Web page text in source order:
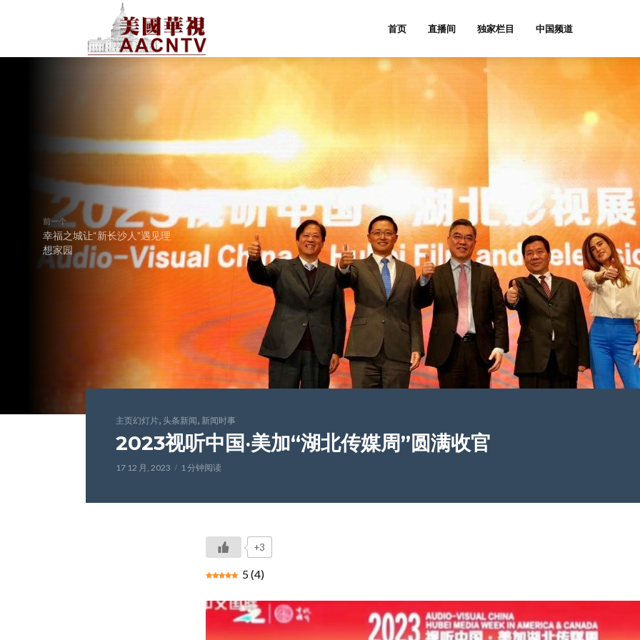
首页 直播间 独家栏目 中国频道
前一个
幸福之城让“新长沙人”遇见理
想家园
主页幻灯片, 头条新闻, 新闻时事
2023视听中国‧美加“湖北传媒周”圆满收官
17 12 月, 2023 1 分钟阅读
+3
5(4)